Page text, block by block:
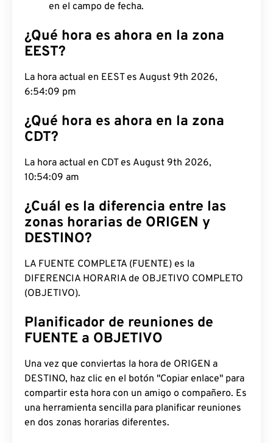
en el campo de fecha.
¿Qué hora es ahora en la zona
EEST?
La hora actual en EEST es August 9th 2026,
6:54:10 pm
¿Qué hora es ahora en la zona
CDT?
La hora actual en CDT es August 9th 2026,
10:54:10 am
¿Cuál es la diferencia entre las
zonas horarias de ORIGEN y
DESTINO?
LA FUENTE COMPLETA (FUENTE) es la
DIFERENCIA HORARIA de OBJETIVO COMPLETO
(OBJETIVO).
Planificador de reuniones de
FUENTE a OBJETIVO
Una vez que conviertas la hora de ORIGEN a
DESTINO, haz clic en el botón "Copiar enlace" para
compartir esta hora con un amigo o compañero. Es
una herramienta sencilla para planificar reuniones
en dos zonas horarias diferentes.